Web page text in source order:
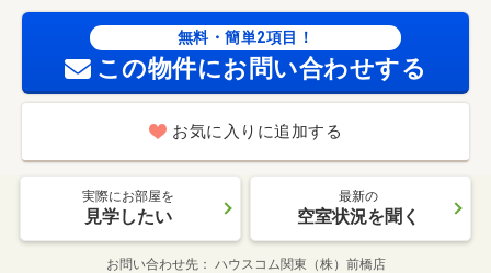
無料・簡単2項目！
この物件にお問い合わせする
お気に入りに追加する
実際にお部屋を
見学したい
最新の
空室状況を聞く
お問い合わせ先 ハウスコム関東（株）前橋店